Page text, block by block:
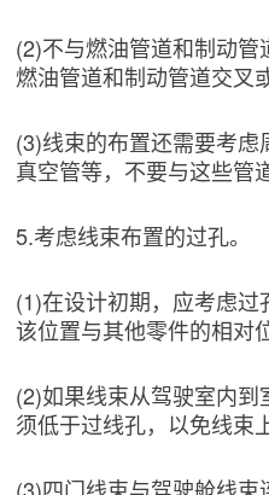
(2)不与燃油管道和制动
燃油管道和制动管道交叉
(3)线束的布置还需要考虑
真空管等，不要与这些管
5.考虑线束布置的过孔。
(1)在设计初期，应考虑
该位置与其他零件的相对
(2)如果线束从驾驶室内
须低于过线孔，以免线束